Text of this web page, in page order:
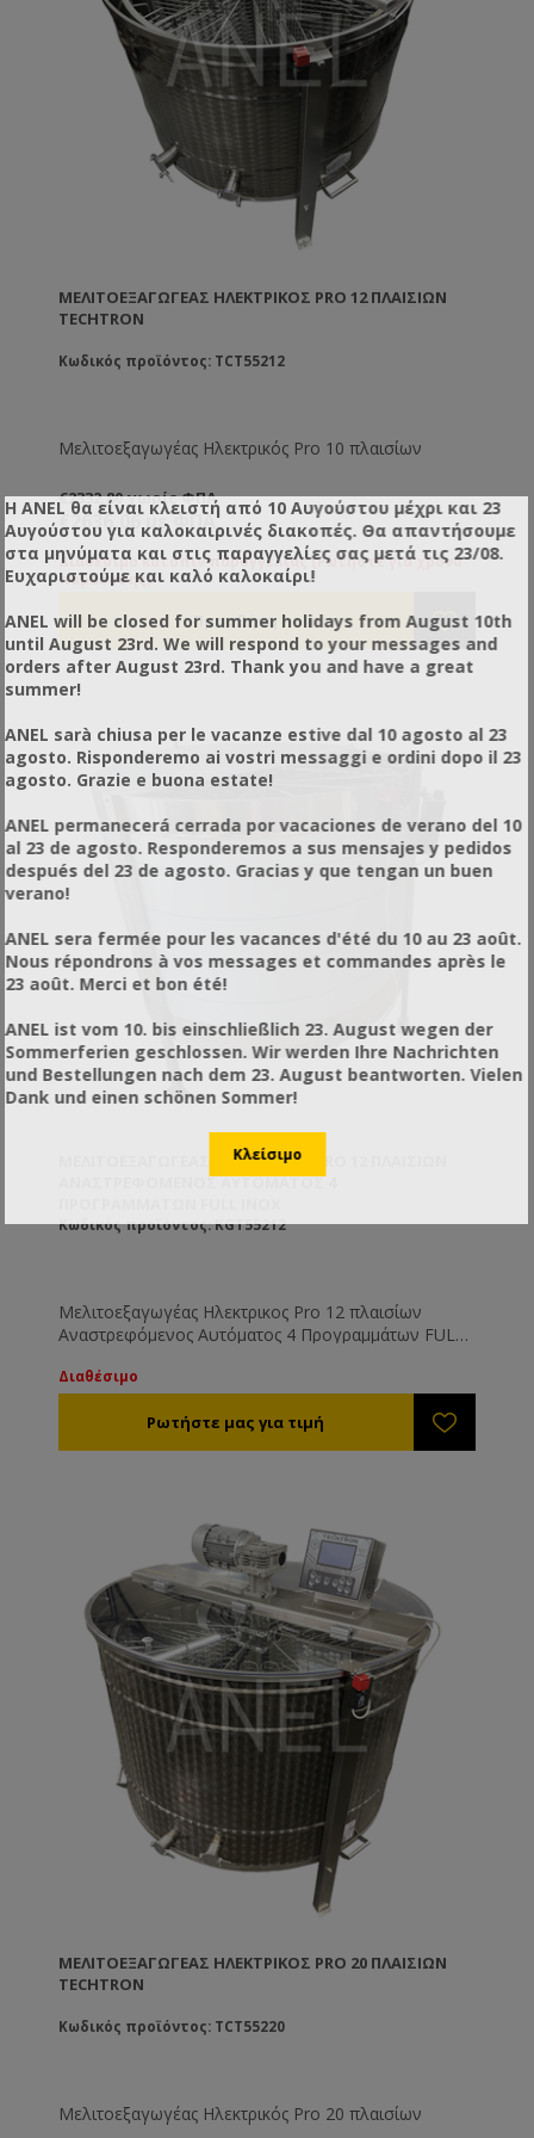
ΜΕΛΙΤΟΕΞΑΓΩΓΈΑΣ ΗΛΕΚΤΡΙΚΌΣ PRO 12 ΠΛΑΙΣΊΩΝ
TECHTRON
Κωδικός προϊόντος: TCT55212
Μελιτοεξαγωγέας Ηλεκτρικός Pro 10 πλαισίων
€2332,80 χωρίς ΦΠΑ
€2636,06 με ΦΠΑ
Διαθέσιμο κατόπιν παραγγελίας (Ρωτήστε για χρόνο
παράδοσης)
ΜΕΛΙΤΟΕΞΑΓΩΓΈΑΣ ΗΛΕΚΤΡΙΚΟΣ PRO 12 ΠΛΑΙΣΊΩΝ
ΑΝΑΣΤΡΕΦΌΜΕΝΟΣ ΑΥΤΌΜΑΤΟΣ 4
Κωδικός προϊόντος: KGT55212
Μελιτοεξαγωγέας Ηλεκτρικος Pro 12 πλαισίων
Αναστρεφόμενος Αυτόματος 4 Προγραμμάτων FULL
Διαθέσιμο
ΜΕΛΙΤΟΕΞΑΓΩΓΈΑΣ ΗΛΕΚΤΡΙΚΌΣ PRO 20 ΠΛΑΙΣΊΩΝ
TECHTRON
Κωδικός προϊόντος: TCT55220
Μελιτοεξαγωγέας Ηλεκτρικός Pro 20 πλαισίων
Η ANEL θα είναι κλειστή από 10 Αυγούστου μέχρι και 23
Αυγούστου για καλοκαιρινές διακοπές. Θα απαντήσουμε
στα μηνύματα και στις παραγγελίες σας μετά τις 23/08.
Ευχαριστούμε και καλό καλοκαίρι!
ANEL will be closed for summer holidays from August 10th
until August 23rd. We will respond to your messages and
orders after August 23rd. Thank you and have a great
summer!
ANEL sarà chiusa per le vacanze estive dal 10 agosto al 23
agosto. Risponderemo ai vostri messaggi e ordini dopo il 23
agosto. Grazie e buona estate!
ANEL permanecerá cerrada por vacaciones de verano del 10
al 23 de agosto. Responderemos a sus mensajes y pedidos
después del 23 de agosto. Gracias y que tengan un buen
verano!
ANEL sera fermée pour les vacances d'été du 10 au 23 août.
Nous répondrons à vos messages et commandes après le
23 août. Merci et bon été!
ANEL ist vom 10. bis einschließlich 23. August wegen der
Sommerferien geschlossen. Wir werden Ihre Nachrichten
und Bestellungen nach dem 23. August beantworten. Vielen
Dank und einen schönen Sommer!